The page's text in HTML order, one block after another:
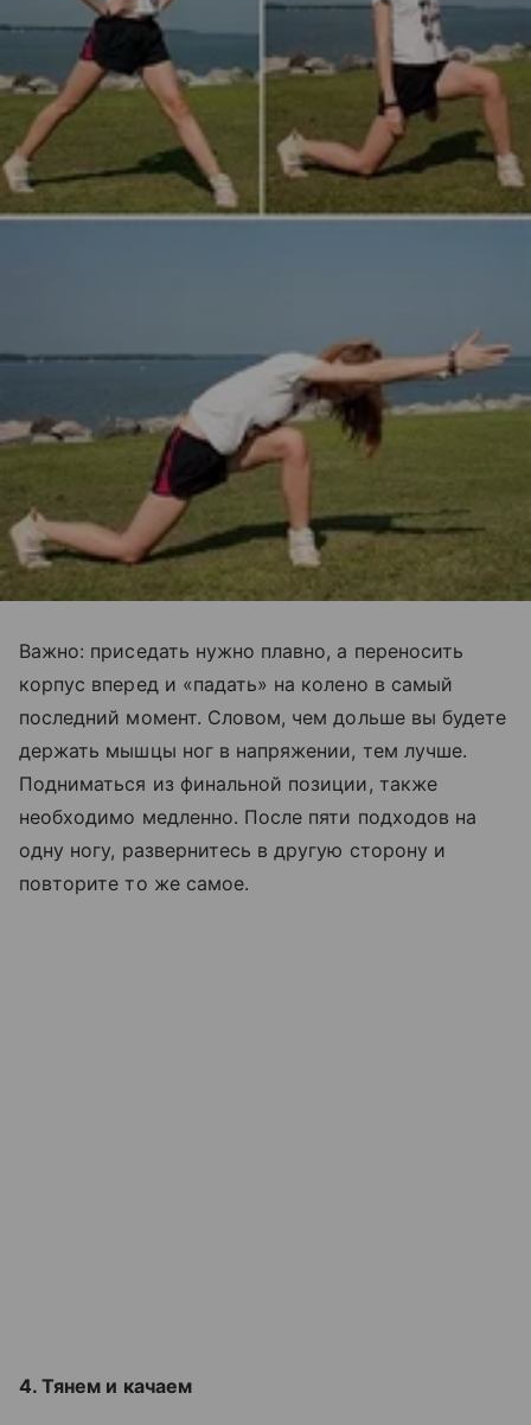
Важно: приседать нужно плавно, а переносить
корпус вперед и «падать» на колено в самый
последний момент. Словом, чем дольше вы будете
держать мышцы ног в напряжении, тем лучше.
Подниматься из финальной позиции, также
необходимо медленно. После пяти подходов на
одну ногу, развернитесь в другую сторону и
повторите то же самое.
4. Тянем и качаем